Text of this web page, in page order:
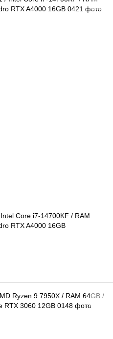
Core i7-14700KF / RAM
RTX A4000 16GB